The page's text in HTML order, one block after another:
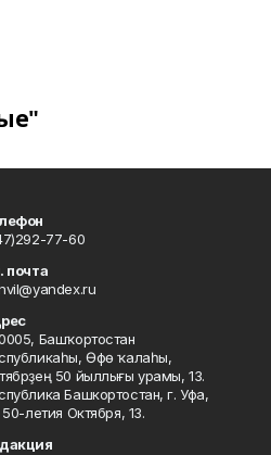
77-60
почта
Башҡортостан
Өфө ҡалаһы,
50 йыллығы урамы, 13.
Башкортостан, г. Уфа,
50-летия Октября, 13.